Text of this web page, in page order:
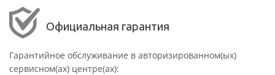
Официальная гарантия
Гарантийное обслуживание в авторизированном(ых)
сервисном(ах) центре(ах):